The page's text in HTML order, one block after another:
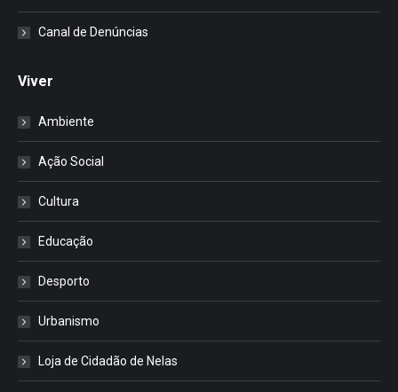
Canal de Denúncias
Viver
Ambiente
Ação Social
Cultura
Educação
Desporto
Urbanismo
Loja de Cidadão de Nelas